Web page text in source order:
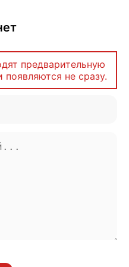
предварительную
не сразу.